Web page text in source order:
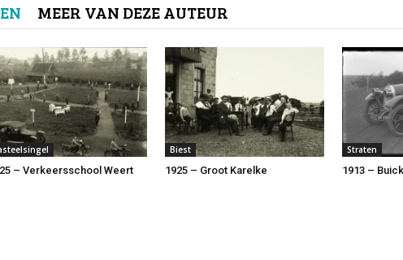
MEER VAN DEZE AUTEUR
– Verkeersschool Weert
Biest
1925 – Groot Karelke
Straten
1913 –